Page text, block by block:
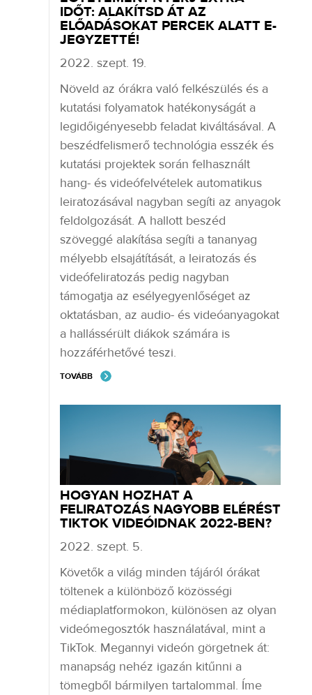
IDŐT: ALAKÍTSD ÁT AZ
ELŐADÁSOKAT PERCEK ALATT E-
JEGYZETTÉ!
2022. szept. 19.
Növeld az órákra való felkészülés és a
kutatási folyamatok hatékonyságát a
legidőigényesebb feladat kiváltásával. A
beszédfelismerő technológia esszék és
kutatási projektek során felhasznált
hang- és videófelvételek automatikus
leiratozásával nagyban segíti az anyagok
feldolgozását. A hallott beszéd
szöveggé alakítása segíti a tananyag
mélyebb elsajátítását, a leiratozás és
videófeliratozás pedig nagyban
támogatja az esélyegyenlőséget az
oktatásban, az audio- és videóanyagokat
a hallássérült diákok számára is
hozzáférhetővé teszi.
TOVÁBB
HOGYAN HOZHAT A
FELIRATOZÁS NAGYOBB ELÉRÉST
TIKTOK VIDEÓIDNAK 2022-BEN?
2022. szept. 5.
Követők a világ minden tájáról órákat
töltenek a különböző közösségi
médiaplatformokon, különösen az olyan
videómegosztók használatával, mint a
TikTok. Megannyi videón görgetnek át:
manapság nehéz igazán kitűnni a
tömegből bármilyen tartalommal. Íme